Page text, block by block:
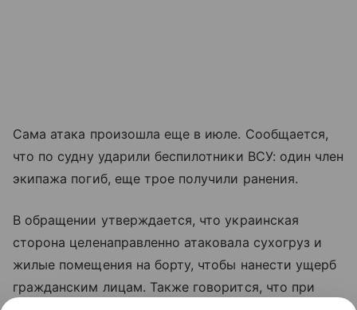
Сама атака произошла еще в июле. Сообщается,
что по судну ударили беспилотники ВСУ: один член
экипажа погиб, еще трое получили ранения.
В обращении утверждается, что украинская
сторона целенаправленно атаковала сухогруз и
жилые помещения на борту, чтобы нанести ущерб
гражданским лицам. Также говорится, что при